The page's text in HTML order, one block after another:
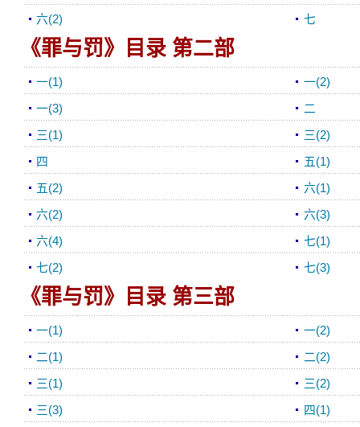
六(2) 七
《罪与罚》目录 第二部
一(1) 一(2)
一(3) 二
三(1) 三(2)
四 五(1)
五(2) 六(1)
六(2) 六(3)
六(4) 七(1)
七(2) 七(3)
《罪与罚》目录 第三部
一(1) 一(2)
二(1) 二(2)
三(1) 三(2)
三(3) 四(1)